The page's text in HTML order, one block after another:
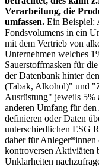
Verarbeitung, die
umfassen. Ein Beispiel:
Fondsvolumens in ein
mit dem Vertrieb von
Unternehmen welches
Sauerstoffmasken für
der Datenbank hinter
(Tabak, Alkohol)" und
Ausrüstung" jeweils 5%
anderen Umfang für
definieren oder Daten
unterschiedlichen ESG
daher für Anleger*innen
kontroversen Aktiviäten
Unklarheiten